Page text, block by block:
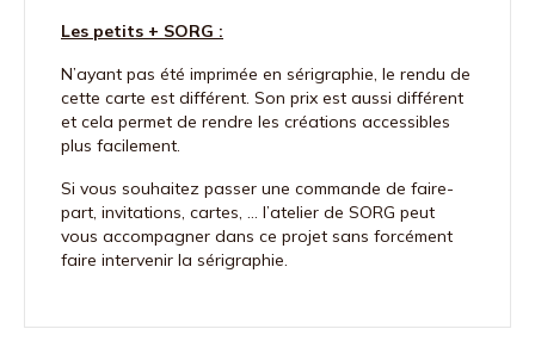
Les petits + SORG :
N’ayant pas été imprimée en sérigraphie, le rendu de
cette carte est différent. Son prix est aussi différent
et cela permet de rendre les créations accessibles
plus facilement.
Si vous souhaitez passer une commande de faire-
part, invitations, cartes, … l’atelier de SORG peut
vous accompagner dans ce projet sans forcément
faire intervenir la sérigraphie.